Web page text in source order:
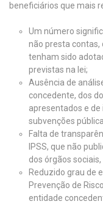
beneficiários que mais
Um número
não presta contas,
tenham sido
previstas na lei;
Ausência de
concedente, dos
apresentados e
subvenções
Falta de
IPSS, que não
dos órgãos
Reduzido grau de
Prevenção de
entidade